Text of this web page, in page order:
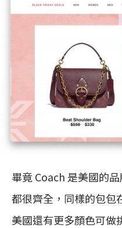
畢竟 Coach 是美國的
都很齊全，同樣的包包
美國還有更多顏色可做